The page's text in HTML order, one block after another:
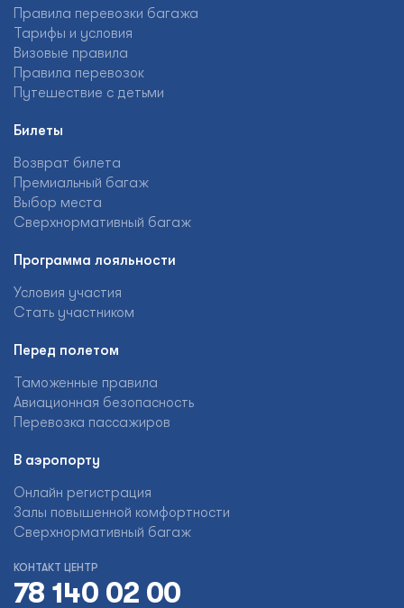
Правила перевозки багажа
Тарифы и условия
Визовые правила
Правила перевозок
Путешествие с детьми
Билеты
Возврат билета
Премиальный багаж
Выбор места
Сверхнормативный багаж
Программа лояльности
Условия участия
Стать участником
Перед полетом
Таможенные правила
Авиационная безопасность
Перевозка пассажиров
В аэропорту
Онлайн регистрация
Залы повышенной комфортности
Сверхнормативный багаж
КОНТАКТ ЦЕНТР
78 140 02 00